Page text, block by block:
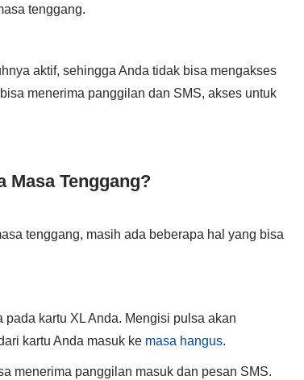
tenggang.
aktif, sehingga Anda tidak bisa mengakses
menerima panggilan dan SMS, akses untuk
Masa Tenggang?
tenggang, masih ada beberapa hal yang bisa
kartu XL Anda. Mengisi pulsa akan
kartu Anda masuk ke masa hangus.
menerima panggilan masuk dan pesan SMS.